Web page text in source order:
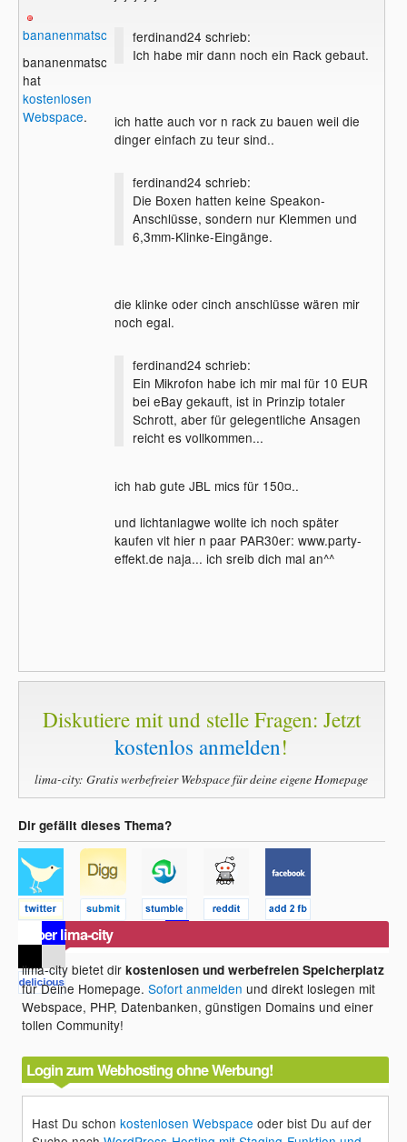
bananenmatsch2
bananenmatsch2
hat
kostenlosen
Webspace.
ferdinand24 schrieb:
Ich habe mir dann noch ein Rack gebaut.
ich hatte auch vor n rack zu bauen weil die
dinger einfach zu teur sind..
ferdinand24 schrieb:
Die Boxen hatten keine Speakon-
Anschlüsse, sondern nur Klemmen und
6,3mm-Klinke-Eingänge.
die klinke oder cinch anschlüsse wären mir
noch egal.
ferdinand24 schrieb:
Ein Mikrofon habe ich mir mal für 10 EUR
bei eBay gekauft, ist in Prinzip totaler
Schrott, aber für gelegentliche Ansagen
reicht es vollkommen...
ich hab gute JBL mics für 150¤..
und lichtanlagwe wollte ich noch später
kaufen vlt hier n paar PAR30er: www.party-
effekt.de naja... ich sreib dich mal an^^
Diskutiere mit und stelle Fragen: Jetzt
kostenlos anmelden!
lima-city: Gratis werbefreier Webspace für deine eigene Homepage
Dir gefällt dieses Thema?
Über lima-city
lima-city bietet dirkostenlosen und werbefreien Speicherplatz
für Deine Homepage.Sofort anmelden und direkt loslegen mit
Webspace, PHP, Datenbanken, günstigen Domains und einer
tollen Community!
Login zum Webhosting ohne Werbung!
Hast Du schonkostenlosen Webspace oder bist Du auf der